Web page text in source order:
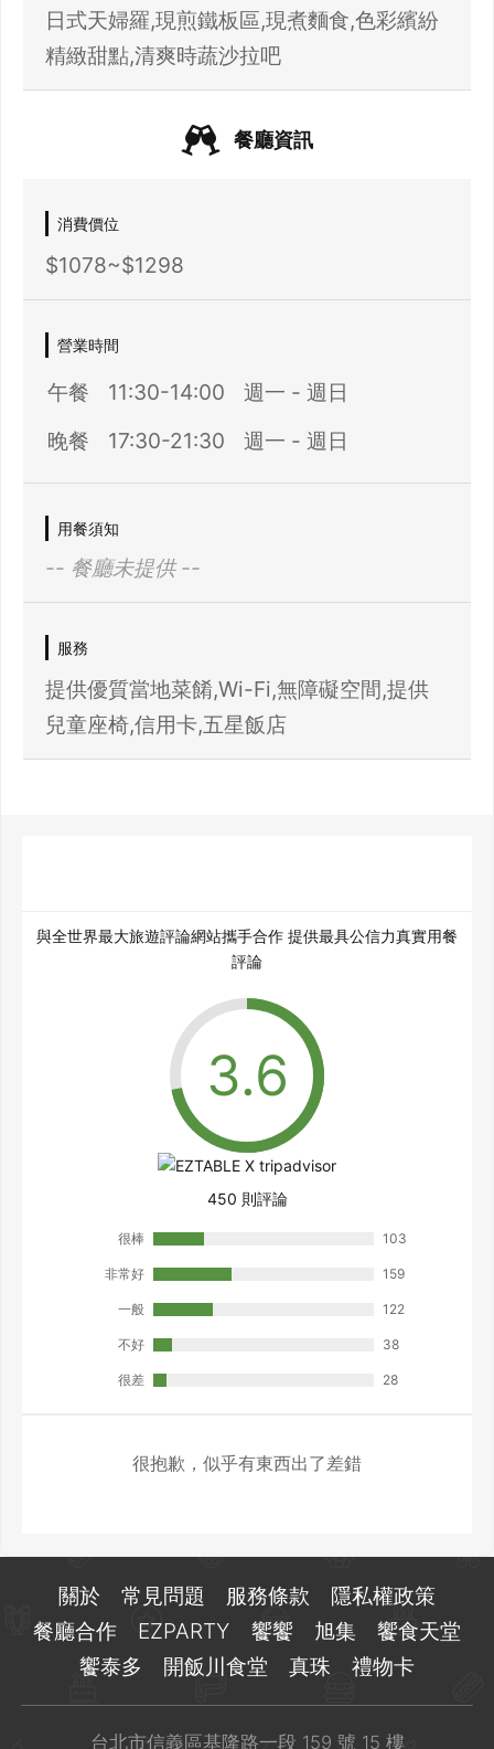
日式天婦羅,現煎鐵板區,現煮麵食,色彩繽紛
精緻甜點,清爽時蔬沙拉吧
餐廳資訊
消費價位
$1078~$1298
營業時間
午餐 11:30-14:00
週一 - 週日
晚餐
17:30-21:30 週一 - 週日
用餐須知
-- 餐廳未提供 --
服務
提供優質當地菜餚,Wi-Fi,無障礙空間,提供
兒童座椅,信用卡,五星飯店
與全世界最大旅遊評論網站攜手合作 提供最具公信力真實用餐
評論
450 則評論
很棒 103
非常好 159
一般 122
不好 38
很差 28
很抱歉，似乎有東西出了差錯
關於 常見問題 服務條款
隱私權政策
餐廳合作
EZPARTY 饗饗 旭集
饗食天堂
饗泰多
開飯川食堂 真珠 禮物卡
台北市信義區基隆路一段 159 號 15 樓